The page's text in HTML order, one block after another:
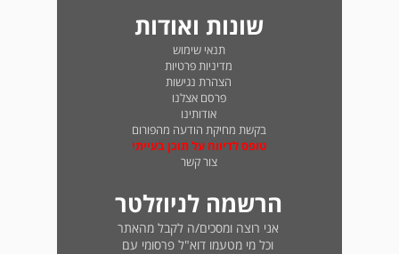
שונות ואודות
תנאי שימוש
מדיניות פרטיות
הצהרת נגישות
פרסם אצלנו
אודותינו
בקשת מחיקת הודעה מהפורום
טופס לדיווח על תוכן בעייתי
צור קשר
הרשמה לניוזלטר
אני רוצה ומסכים/ה לקבל מהאתר
וכל מי מטעמו דוא"ל פרסומי עם